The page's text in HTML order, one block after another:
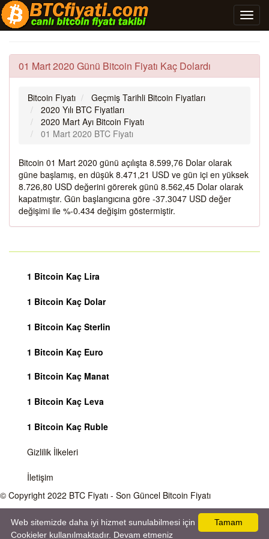
01 Mart 2020 Günü Bitcoin Fiyatı Kaç Dolardı
Bitcoin Fiyatı
Geçmiş Tarihli Bitcoin Fiyatları
2020 Yılı BTC Fiyatları
2020 Mart Ayı Bitcoin Fiyatı
01 Mart 2020 BTC Fiyatı
Bitcoin 01 Mart 2020 günü açılışta 8.599,76 Dolar olarak
güne başlamış, en düşük 8.471,21 USD ve gün içi en yüksek
8.726,80 USD değerini görerek günü 8.562,45 Dolar olarak
kapatmıştır. Gün başlangıcına göre -37.3047 USD değer
değişimi ile %-0.434 değişim göstermiştir.
1 Bitcoin Kaç Lira
1 Bitcoin Kaç Dolar
1 Bitcoin Kaç Sterlin
1 Bitcoin Kaç Euro
1 Bitcoin Kaç Manat
1 Bitcoin Kaç Leva
1 Bitcoin Kaç Ruble
Gizlilik İlkeleri
İletişim
© Copyright 2022 BTC Fiyatı - Son Güncel Bitcoin Fiyatı
Bitcoin fiyatı sürekli olarak değişmektedir, 7 gün 24 saat kripto para piyasaları
aktiftir. Sitemiz sadece bilgilendirme amacı gütmektedir, herhangi bir kripto paraya
Tamam
Web sitemizde daha iyi hizmet sunulabilmesi için
Cookieler kullanılmaktadır. Devam etmeniz